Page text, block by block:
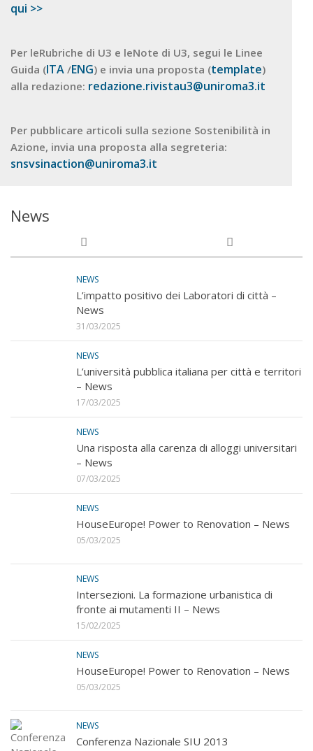
qui >>
Per leRubriche di U3 e leNote di U3, segui le Linee
Guida (ITA /ENG) e invia una proposta (template)
alla redazione: redazione.rivistau3@uniroma3.it
Per pubblicare articoli sulla sezione Sostenibilità in
Azione, invia una proposta alla segreteria:
snsvsinaction@uniroma3.it
News
NEWS
L’impatto positivo dei Laboratori di città –
News
31/03/2025
NEWS
L’università pubblica italiana per città e territori
– News
17/03/2025
NEWS
Una risposta alla carenza di alloggi universitari
– News
07/03/2025
NEWS
HouseEurope! Power to Renovation – News
05/03/2025
NEWS
Intersezioni. La formazione urbanistica di
fronte ai mutamenti II – News
15/02/2025
NEWS
HouseEurope! Power to Renovation – News
05/03/2025
NEWS
Conferenza Nazionale SIU 2013